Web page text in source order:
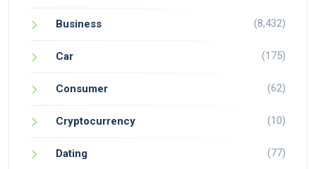
Business (8,432)
Car (175)
Consumer (62)
Cryptocurrency (10)
Dating (77)